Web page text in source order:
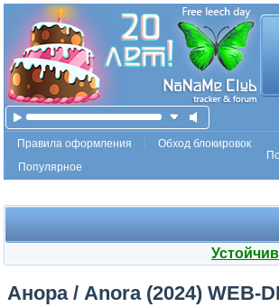
Правила оформления
Обход блокировок
Популярное
Анора / Anora (2024) WEB-